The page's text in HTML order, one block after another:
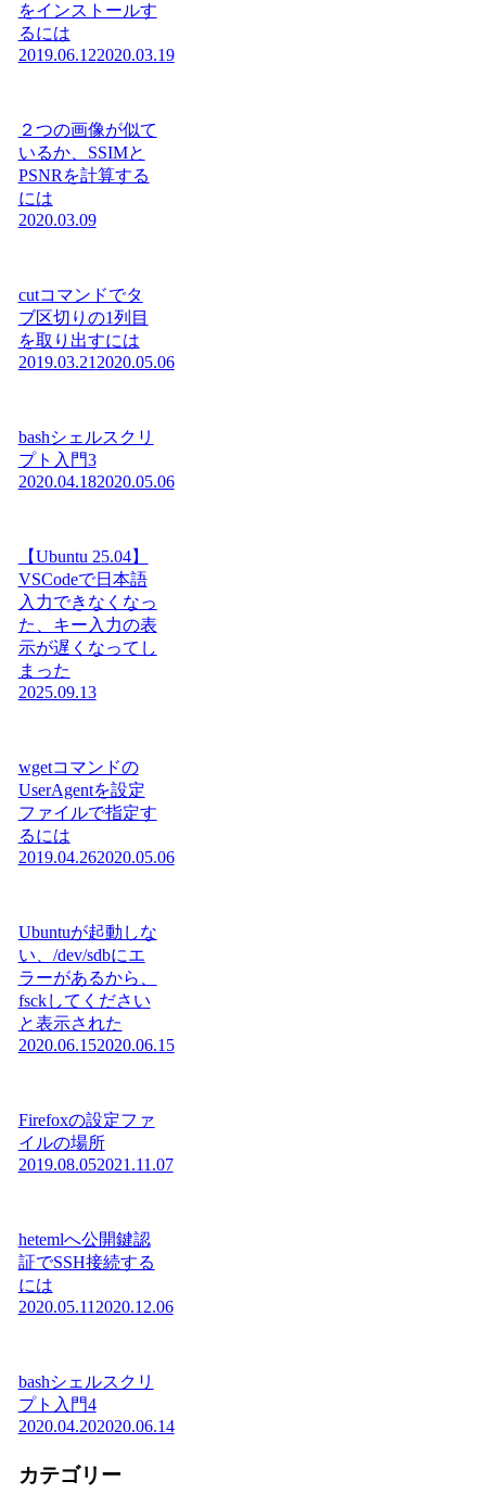
をインストールす
るには
2019.06.122020.03.19
２つの画像が似て
いるか、SSIMと
PSNRを計算する
には
2020.03.09
cutコマンドでタ
ブ区切りの1列目
を取り出すには
2019.03.212020.05.06
bashシェルスクリ
プト入門3
2020.04.182020.05.06
【Ubuntu 25.04】
VSCodeで日本語
入力できなくなっ
た、キー入力の表
示が遅くなってし
まった
2025.09.13
wgetコマンドの
UserAgentを設定
ファイルで指定す
るには
2019.04.262020.05.06
Ubuntuが起動しな
い、/dev/sdbにエ
ラーがあるから、
fsckしてください
と表示された
2020.06.152020.06.15
Firefoxの設定ファ
イルの場所
2019.08.052021.11.07
hetemlへ公開鍵認
証でSSH接続する
には
2020.05.112020.12.06
bashシェルスクリ
プト入門4
2020.04.202020.06.14
カテゴリー